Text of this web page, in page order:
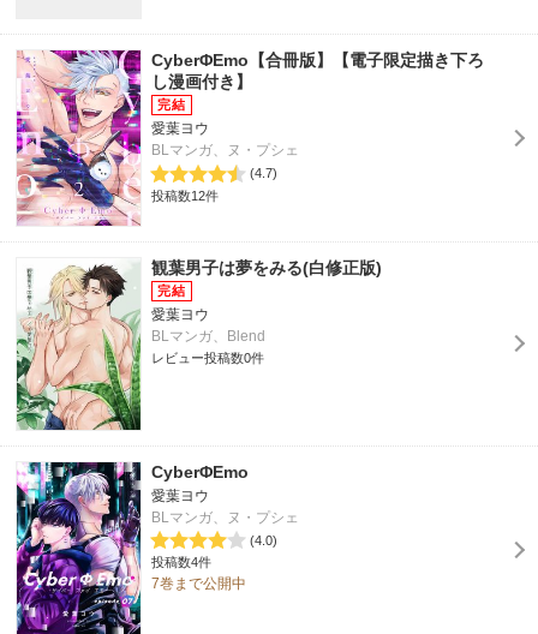
CyberΦEmo【合冊版】【電子限定描き下ろ
し漫画付き】
愛葉ヨウ
BLマンガ、ヌ・プシェ
(4.7)
投稿数12件
観葉男子は夢をみる(白修正版)
愛葉ヨウ
BLマンガ、Blend
レビュー投稿数0件
CyberΦEmo
愛葉ヨウ
BLマンガ、ヌ・プシェ
(4.0)
投稿数4件
7巻まで公開中